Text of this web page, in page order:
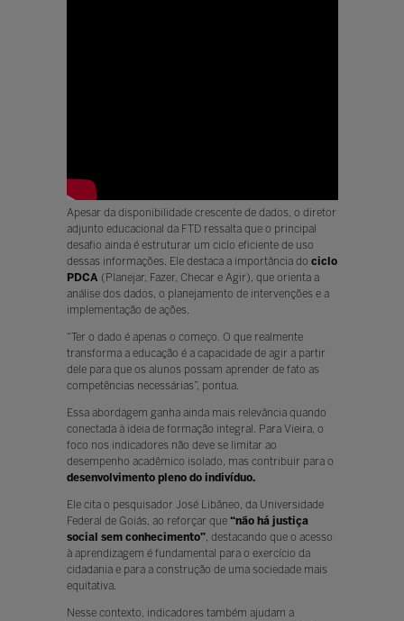
Apesar da disponibilidade crescente de dados, o diretor
adjunto educacional da FTD ressalta que o principal
desafio ainda é estruturar um ciclo eficiente de uso
dessas informações. Ele destaca a importância do ciclo
PDCA (Planejar, Fazer, Checar e Agir), que orienta a
análise dos dados, o planejamento de intervenções e a
implementação de ações.
“Ter o dado é apenas o começo. O que realmente
transforma a educação é a capacidade de agir a partir
dele para que os alunos possam aprender de fato as
competências necessárias”, pontua.
Essa abordagem ganha ainda mais relevância quando
conectada à ideia de formação integral. Para Vieira, o
foco nos indicadores não deve se limitar ao
desempenho acadêmico isolado, mas contribuir para o
desenvolvimento pleno do indivíduo.
Ele cita o pesquisador José Libâneo, da Universidade
Federal de Goiás, ao reforçar que “não há justiça
social sem conhecimento”, destacando que o acesso
à aprendizagem é fundamental para o exercício da
cidadania e para a construção de uma sociedade mais
equitativa.
Nesse contexto, indicadores também ajudam a